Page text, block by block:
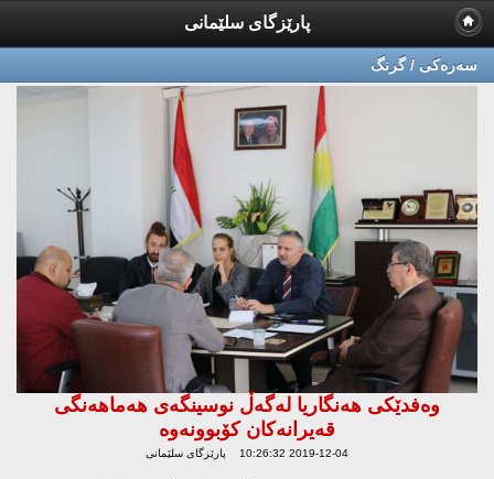
پارێزگای سلێمانی
سه‌ره‌كی / گرنگ
وەفدێكی هەنگاریا لەگەڵ نوسینگەی هەماهەنگی
قەیرانەكان كۆبوونەوە
2019-12-04 10:26:32 پارێزگای سلێمانی